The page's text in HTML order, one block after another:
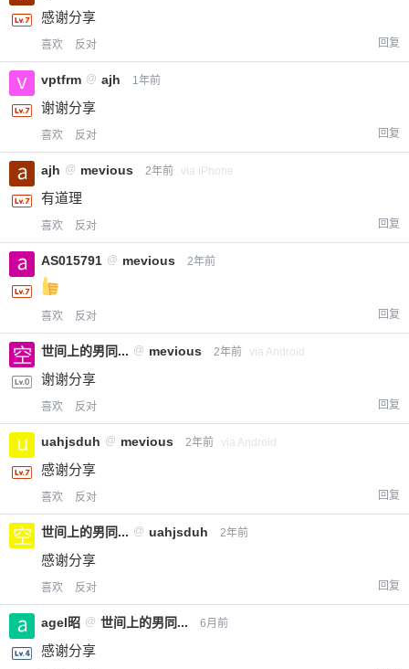
感谢分享
喜欢 反对 回复
vptfrm @ ajh 1年前
谢谢分享
喜欢 反对 回复
ajh @ mevious 2年前 via iPhone
有道理
喜欢 反对 回复
AS015791 @ mevious 2年前
喜欢 反对 回复
世间上的男同... @ mevious 2年前 via Android
谢谢分享
喜欢 反对 回复
uahjsduh @ mevious 2年前 via Android
感谢分享
喜欢 反对 回复
世间上的男同... @ uahjsduh 2年前
感谢分享
喜欢 反对 回复
agel昭 @ 世间上的男同... 6月前
感谢分享